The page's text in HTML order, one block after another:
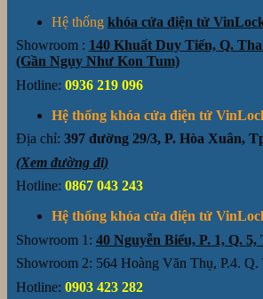
Hệ thống khóa cửa điện tử
Showroom : 140 Khuất Duy Tiến, Q.
(Gần Ngụy Như Kon Tum)
Hotline: 0936 219 096
Hệ thống khóa cửa điện tử
Địa chỉ: 397 đường 29/3, P. Hòa Xuân,
(Xem đường đi)
Hotline: 0867 043 243
Hệ thống khóa cửa điện tử
Showroom 1: 40 Nguyễn Biểu, P. 1, Q.
Showroom 2: 564 Hoàng Văn Thụ, P.4.
Hotline: 0903 423 282